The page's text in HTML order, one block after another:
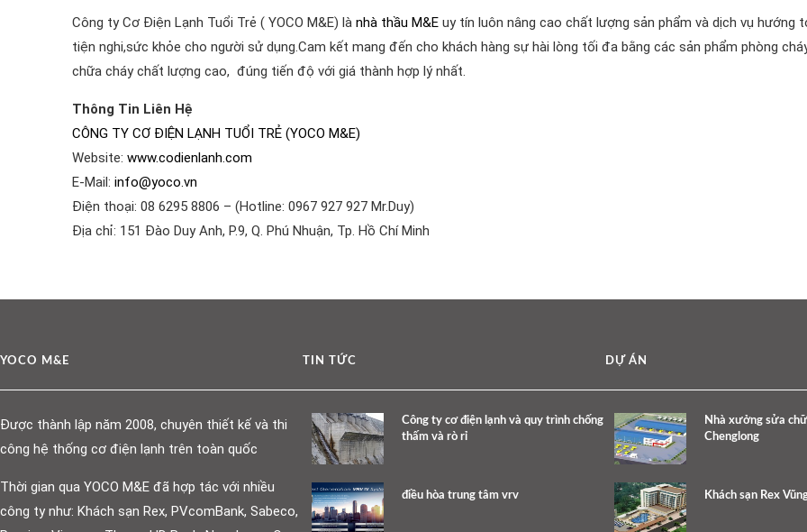
Công ty Cơ Điện Lạnh Tuổi Trẻ ( YOCO M&E) là nhà thầu M&Euy tín luôn nâng cao chất lượng sản phẩm và dịch vụ hướng
tiện nghi,sức khỏe cho người sử dụng.Cam kết mang đến cho khách hàng sự hài lòng tối đa bằng các sản phẩm phòng
chữa cháy chất lượng cao, đúng tiến độ với giá thành hợp lý nhất.
Thông Tin Liên Hệ
CÔNG TY CƠ ĐIỆN LẠNH TUỔI TRẺ (YOCO M&E)
Website: www.codienlanh.com
E-Mail: info@yoco.vn
Điện thoại: 08 6295 8806 – (Hotline: 0967 927 927 Mr.Duy)
Địa chỉ: 151 Đào Duy Anh, P.9, Q. Phú Nhuận, Tp. Hồ Chí Minh
YOCO M&E
Được thành lập năm 2008, chuyên thiết kế và thi
công hệ thống cơ điện lạnh trên toàn quốc
Thời gian qua YOCO M&E đã hợp tác với nhiều
công ty như: Khách sạn Rex, PVcomBank, Sabeco,
TIN TỨC
Công ty cơ điện lạnh và quy trình chống
thấm và rò rỉ
điều hòa trung tâm vrv
DỰ ÁN
Nhà xưởng sửa
Chenglong
Khách sạn Rex